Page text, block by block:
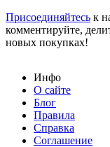
Присоединяйтесь к
комментируйте,
новых покупках!
Инфо
О сайте
Блог
Правила
Справка
Соглашение